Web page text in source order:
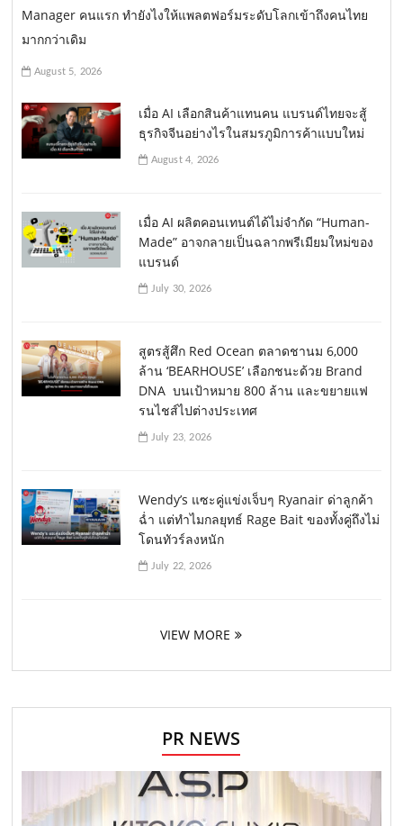
Manager คนแรก ทำยังไงให้แพลตฟอร์มระดับโลกเข้าถึงคนไทย
มากกว่าเดิม
August 5, 2026
เมื่อ AI เลือกสินค้าแทนคน แบรนด์ไทยจะสู้
ธุรกิจจีนอย่างไรในสมรภูมิการค้าแบบใหม่
August 4, 2026
เมื่อ AI ผลิตคอนเทนต์ได้ไม่จำกัด “Human-
Made” อาจกลายเป็นฉลากพรีเมียมใหม่ของ
แบรนด์
July 30, 2026
สูตรสู้ศึก Red Ocean ตลาดชานม 6,000
ล้าน ‘BEARHOUSE’ เลือกชนะด้วย Brand
DNA บนเป้าหมาย 800 ล้าน และขยายแฟ
รนไชส์ไปต่างประเทศ
July 23, 2026
Wendy’s แซะคู่แข่งเจ็บๆ Ryanair ด่าลูกค้า
ฉ่ำ แต่ทำไมกลยุทธ์ Rage Bait ของทั้งคู่ถึงไม่
โดนทัวร์ลงหนัก
July 22, 2026
VIEW MORE
PR NEWS